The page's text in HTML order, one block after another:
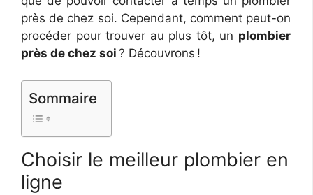
près de chez soi. Cependant, comment peut-on
procéder pour trouver au plus tôt, un plombier
près de chez soi ? Découvrons !
Sommaire
Choisir le meilleur plombier en
ligne